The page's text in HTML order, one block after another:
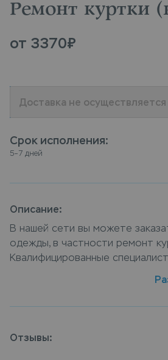
Ремонт куртки
от 3370₽
Доставка не осуществляется
Срок исполнения:
5–7 дней
Описание:
В нашей сети вы можете
одежды, в частности ремонт
Квалифицированные
низа. Осуществить ремонт
доставит их на дом когда все
Отзывы: